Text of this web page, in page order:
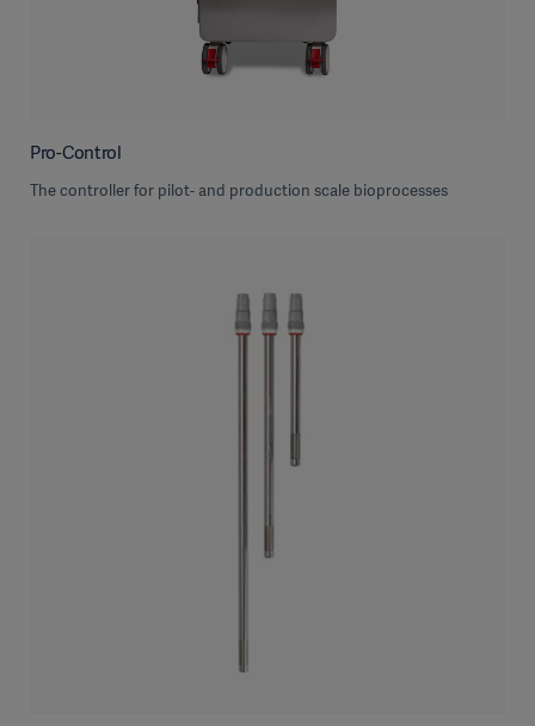
Pro-Control
The controller for pilot- and production scale bioprocesses